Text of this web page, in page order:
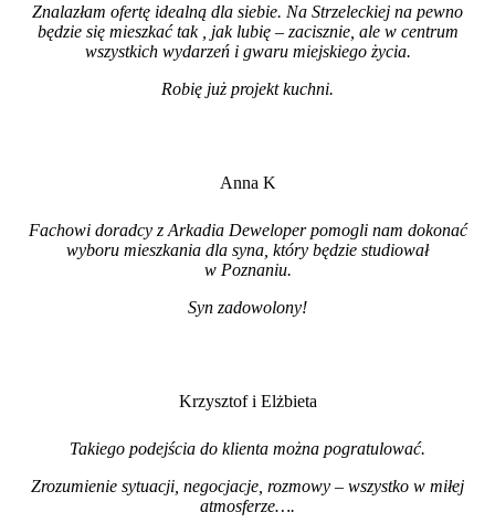
Znalazłam ofertę idealną dla siebie. Na Strzeleckiej na pewno
będzie się mieszkać tak , jak lubię – zacisznie, ale w centrum
wszystkich wydarzeń i gwaru miejskiego życia.
Robię już projekt kuchni.
Anna K
Fachowi doradcy z Arkadia Deweloper pomogli nam dokonać
wyboru mieszkania dla syna, który będzie studiował
w Poznaniu.
Syn zadowolony!
Krzysztof i Elżbieta
Takiego podejścia do klienta można pogratulować.
Zrozumienie sytuacji, negocjacje, rozmowy – wszystko w miłej
atmosferze….